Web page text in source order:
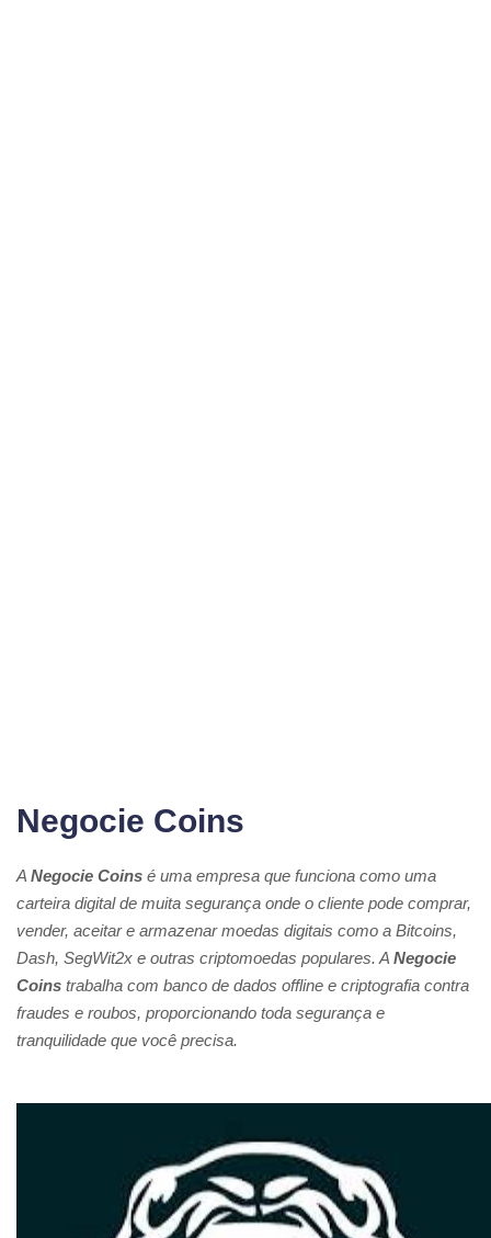
Negocie Coins
A Negocie Coins é uma empresa que funciona como uma
carteira digital de muita segurança onde o cliente pode comprar,
vender, aceitar e armazenar moedas digitais como a Bitcoins,
Dash, SegWit2x e outras criptomoedas populares. A Negocie
Coins trabalha com banco de dados offline e criptografia contra
fraudes e roubos, proporcionando toda segurança e
tranquilidade que você precisa.